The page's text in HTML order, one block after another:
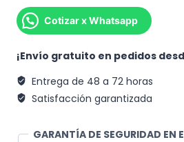
Cotizar x Whatsapp
¡Envío gratuito en pedidos
Entrega de 48 a 72 horas
Satisfacción garantizada
GARANTÍA DE SEGURIDAD EN